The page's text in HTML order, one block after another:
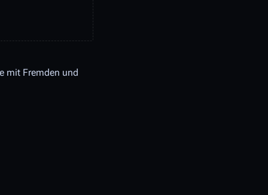
mit Fremden und